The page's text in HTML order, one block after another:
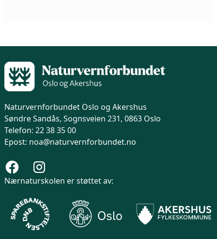
Naturvernforbundet Oslo og Akershus
Søndre Sandås, Sognsveien 231, 0863 Oslo
Telefon: 22 38 35 00
Epost: noa@naturvernforbundet.no
Nærnaturskolen er støttet av: